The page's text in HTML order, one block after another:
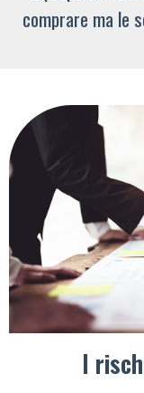
comprare ma le
I